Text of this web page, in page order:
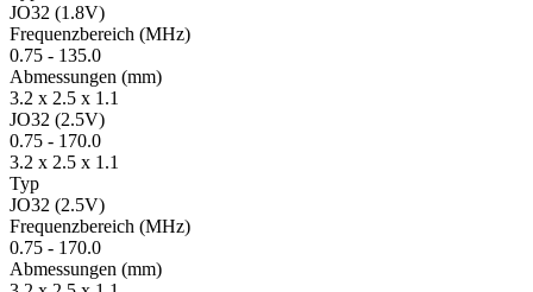
JO32 (1.8V)
Fre­quenz­bereich (MHz)
0.75 - 135.0
Ab­mes­sungen (mm)
3.2 x 2.5 x 1.1
JO32 (2.5V)
0.75 - 170.0
3.2 x 2.5 x 1.1
Typ
JO32 (2.5V)
Fre­quenz­bereich (MHz)
0.75 - 170.0
Ab­mes­sungen (mm)